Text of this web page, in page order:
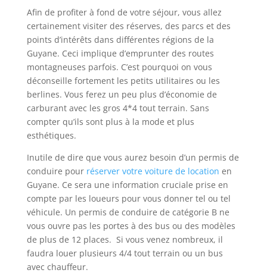
Afin de profiter à fond de votre séjour, vous allez
certainement visiter des réserves, des parcs et des
points d’intérêts dans différentes régions de la
Guyane. Ceci implique d’emprunter des routes
montagneuses parfois. C’est pourquoi on vous
déconseille fortement les petits utilitaires ou les
berlines. Vous ferez un peu plus d’économie de
carburant avec les gros 4*4 tout terrain. Sans
compter qu’ils sont plus à la mode et plus
esthétiques.
Inutile de dire que vous aurez besoin d’un permis de
conduire pour réserver votre voiture de location en
Guyane. Ce sera une information cruciale prise en
compte par les loueurs pour vous donner tel ou tel
véhicule. Un permis de conduire de catégorie B ne
vous ouvre pas les portes à des bus ou des modèles
de plus de 12 places. Si vous venez nombreux, il
faudra louer plusieurs 4/4 tout terrain ou un bus
avec chauffeur.